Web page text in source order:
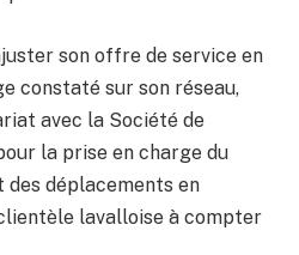
son offre de service en
constaté sur son réseau,
avec la Société de
la prise en charge du
déplacements en
lavalloise à compter